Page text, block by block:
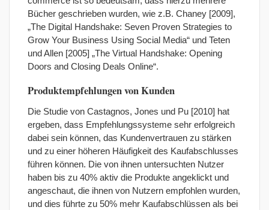
Bücher geschrieben wurden, wie z.B. Chaney [2009],
„The Digital Handshake: Seven Proven Strategies to
Grow Your Business Using Social Media“ und Teten
und Allen [2005] „The Virtual Handshake: Opening
Doors and Closing Deals Online“.
Produktempfehlungen von Kunden
Die Studie von Castagnos, Jones und Pu [2010] hat
ergeben, dass Empfehlungssysteme sehr erfolgreich
dabei sein können, das Kundenvertrauen zu stärken
und zu einer höheren Häufigkeit des Kaufabschlusses
führen können. Die von ihnen untersuchten Nutzer
haben bis zu 40% aktiv die Produkte angeklickt und
angeschaut, die ihnen von Nutzern empfohlen wurden,
und dies führte zu 50% mehr Kaufabschlüssen als bei